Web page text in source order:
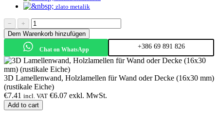
zlato metalik
−
+
Dem Warenkorb hinzufügen
Chat on WhatsApp +386 69 891 826
3D Lamellenwand, Holzlamellen für Wand oder Decke (16x30 mm)
(rustikale Eiche)
€7.41 incl. VAT €6.07 exkl. MwSt.
Add to cart